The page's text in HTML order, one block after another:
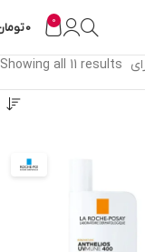
0
0
Showing all 11 results